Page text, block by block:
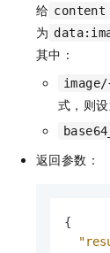
给 content
为
其中：
式，则
返回参数：
{